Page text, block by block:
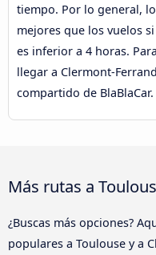
tiempo. Por lo general,
mejores que los vuelos
es inferior a 4 horas.
llegar a Clermont-
compartido de BlaBlaCar.
Más rutas a
¿Buscas más opciones?
populares a Toulouse y a